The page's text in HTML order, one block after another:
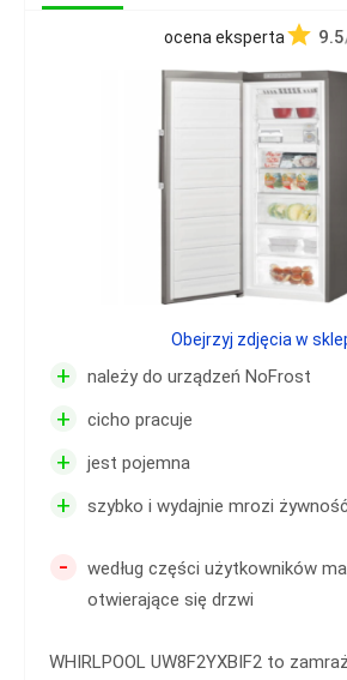
ocena eksperta 9.5
+ należy do urządzeń NoFrost
+ cicho pracuje
+ jest pojemna
+ szybko i wydajnie mrozi żywność
-
według części użytkowników
otwierające się drzwi
WHIRLPOOL UW8F2YXBIF2 to
Obejrzyj zdjęcia w